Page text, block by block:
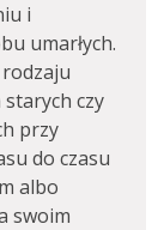
i
umarłych.
starych czy
przy
do czasu
albo
swoim